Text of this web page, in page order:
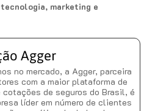
marketing e
Agger
no mercado, a Agger, parceira
com a maior plataforma de
cotações de seguros do Brasil, é
líder em número de clientes